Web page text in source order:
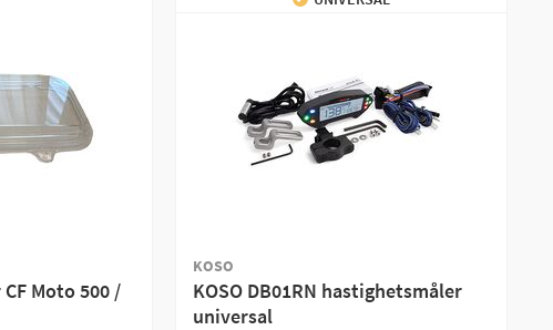
Moto 500 /
KOSO
KOSO DB01RN hastighetsmåler
universal